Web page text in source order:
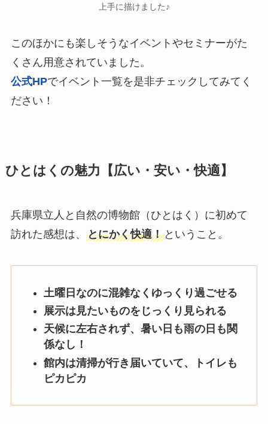
上手に描けました♪
このほかにも楽しそうなイベントやセミナーがた
くさん用意されていました。
公式HPでイベント一覧を是非チェックしてみてく
ださい！
ひとはくの魅力【広い・安い・快適】
兵庫県立人と自然の博物館（ひとはく）に初めて
訪れた感想は、 とにかく快適！ということ。
土曜日なのに混雑なくゆっくり過ごせる
展示は見たいものをじっくり見られる
天候に左右されず、暑い日も雨の日も関
係なし！
館内は清掃が行き届いていて、トイレも
ピカピカ